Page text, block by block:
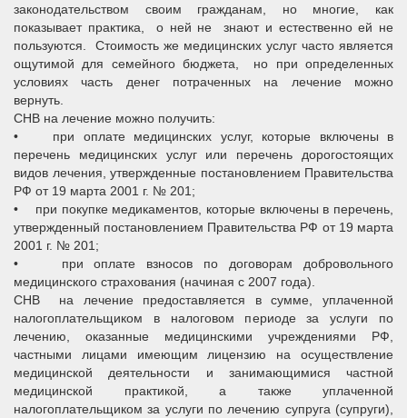
законодательством своим гражданам, но многие, как
показывает практика, о ней не знают и естественно ей не
пользуются. Стоимость же медицинских услуг часто является
ощутимой для семейного бюджета, но при определенных
условиях часть денег потраченных на лечение можно
вернуть.
СНВ на лечение можно получить:
• при оплате медицинских услуг, которые включены в
перечень медицинских услуг или перечень дорогостоящих
видов лечения, утвержденные постановлением Правительства
РФ от 19 марта 2001 г. № 201;
• при покупке медикаментов, которые включены в перечень,
утвержденный постановлением Правительства РФ от 19 марта
2001 г. № 201;
• при оплате взносов по договорам добровольного
медицинского страхования (начиная с 2007 года).
СНВ на лечение предоставляется в сумме, уплаченной
налогоплательщиком в налоговом периоде за услуги по
лечению, оказанные медицинскими учреждениями РФ,
частными лицами имеющим лицензию на осуществление
медицинской деятельности и занимающимися частной
медицинской практикой, а также уплаченной
налогоплательщиком за услуги по лечению супруга (супруги),